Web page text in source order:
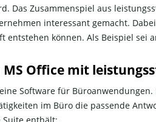
Das Zusammenspiel aus
interessant gemacht.
entstehen können. Als Beispiel sei
MS Office mit
Software für
im Büro die passende